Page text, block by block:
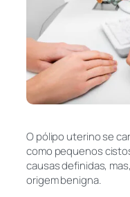
O pólipo uterino se
como pequenos
causas definidas,
origem benigna.